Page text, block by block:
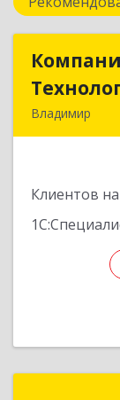
Владимир
Клиентов